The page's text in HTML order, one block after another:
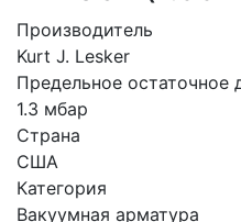
Производитель
Kurt J. Lesker
Предельное остаточное
1.3 мбар
Страна
США
Категория
Вакуумная арматура